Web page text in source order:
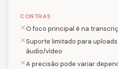
CONTRAS
O foco principal é na
Suporte limitado para
áudio/vídeo
A precisão pode variar